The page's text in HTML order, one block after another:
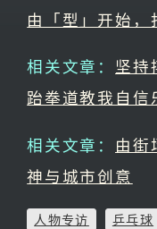
由「型」开始，
相关文章： 坚持
跆拳道教我自信
相关文章： 由街
神与城市创意
人物专访 乒乓球